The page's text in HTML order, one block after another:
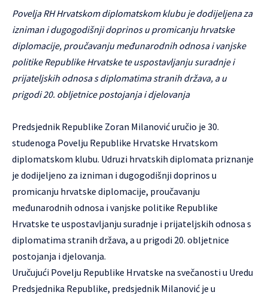
Povelja RH Hrvatskom diplomatskom klubu je dodijeljena za
izniman i dugogodišnji doprinos u promicanju hrvatske
diplomacije, proučavanju međunarodnih odnosa i vanjske
politike Republike Hrvatske te uspostavljanju suradnje i
prijateljskih odnosa s diplomatima stranih država, a u
prigodi 20. obljetnice postojanja i djelovanja
Predsjednik Republike Zoran Milanović uručio je 30.
studenoga Povelju Republike Hrvatske Hrvatskom
diplomatskom klubu. Udruzi hrvatskih diplomata priznanje
je dodijeljeno za izniman i dugogodišnji doprinos u
promicanju hrvatske diplomacije, proučavanju
međunarodnih odnosa i vanjske politike Republike
Hrvatske te uspostavljanju suradnje i prijateljskih odnosa s
diplomatima stranih država, a u prigodi 20. obljetnice
postojanja i djelovanja.
Uručujući Povelju Republike Hrvatske na svečanosti u Uredu
Predsjednika Republike, predsjednik Milanović je u